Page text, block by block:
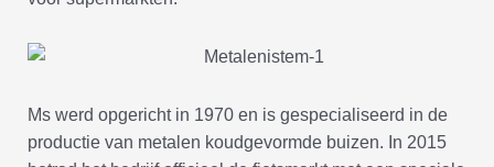
Ms werd opgericht in 1970 en is gespecialiseerd in de
productie van metalen koudgevormde buizen. In 2015